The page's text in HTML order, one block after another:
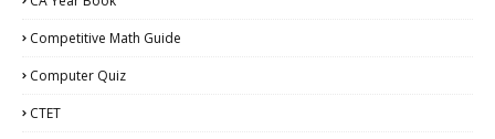
Competitive Math Guide
Computer Quiz
CTET